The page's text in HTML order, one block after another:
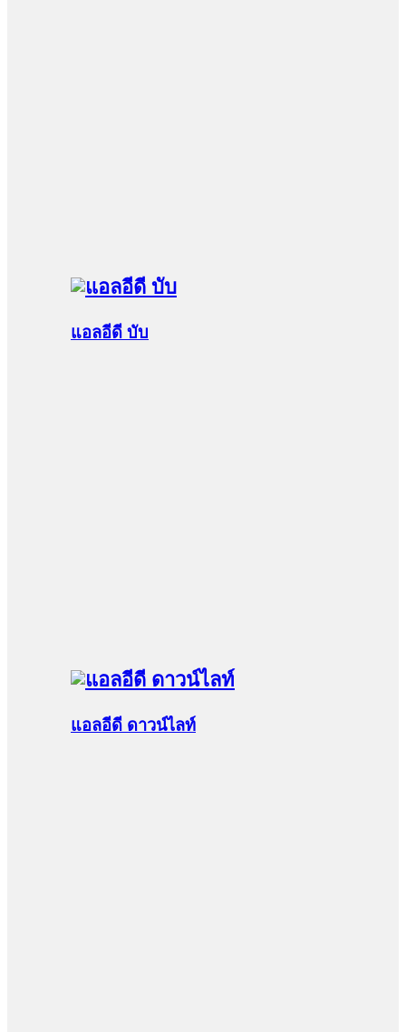
แอลอีดี บับ
แอลอีดี ดาวน์ไลท์